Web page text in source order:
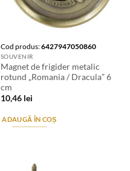
Cod produs:6427947050860
SOUVENIR
Magnet de frigider metalic
rotund „Romania / Dracula” 6
cm
10,46 lei
ADAUGĂ ÎN COȘ